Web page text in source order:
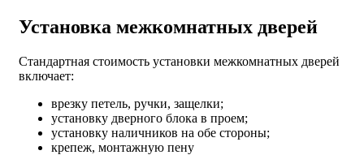
Установка межкомнатных дверей
Стандартная стоимость установки межкомнатных дверей
включает:
врезку петель, ручки, защелки;
установку дверного блока в проем;
установку наличников на обе стороны;
крепеж, монтажную пену